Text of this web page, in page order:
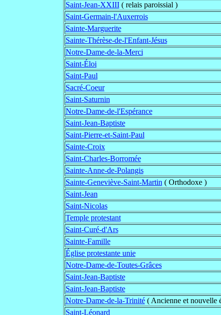
Saint-Jean-XXIII( relais paroissial )
Saint-Germain-l'Auxerrois
Sainte-Marguerite
Sainte-Thérèse-de-l'Enfant-Jésus
Notre-Dame-de-la-Merci
Saint-Éloi
Saint-Paul
Sacré-Coeur
Saint-Saturnin
Notre-Dame-de-l'Espérance
Saint-Jean-Baptiste
Saint-Pierre-et-Saint-Paul
Sainte-Croix
Saint-Charles-Borromée
Sainte-Anne-de-Polangis
Sainte-Geneviève-Saint-Martin ( Orthodoxe )
Saint-Jean
Saint-Nicolas
Temple protestant
Saint-Curé-d'Ars
Sainte-Famille
Église protestante unie
Notre-Dame-de-Toutes-Grâces
Saint-Jean-Baptiste
Saint-Jean-Baptiste
Notre-Dame-de-la-Trinité( Ancienne et nouvelle
Saint-Léonard